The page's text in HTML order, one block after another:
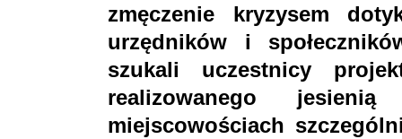
zmęczenie kryzysem
urzędników i
szukali uczestnicy
realizowanego
miejscowościach